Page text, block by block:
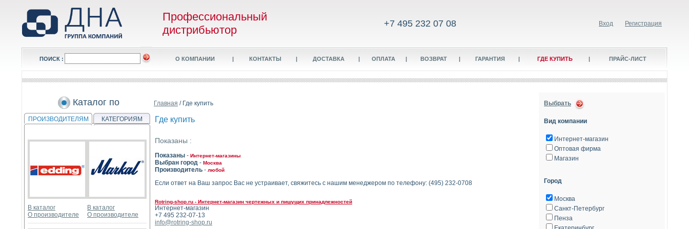
Профессиональный
дистрибьютор
+7 495 232 07 08 Вход Регистрация
ПОИСК : О КОМПАНИИ | КОНТАКТЫ | ДОСТАВКА | ОПЛАТА | ВОЗВРАТ | ГАРАНТИЯ | ГДЕ КУПИТЬ | ПРАЙС-ЛИСТ
Каталог по
ПРОИЗВОДИТЕЛЯМ КАТЕГОРИЯМ
В каталог
О производителе
В каталог
О производителе
Главная / Где купить
Где купить
Показаны :
Показаны - Интернет-магазины
Выбран город - Москва
Производитель - любой
Если ответ на Ваш запрос Вас не устраивает, свяжитесь с нашим менеджером по телефону: (495) 232-0708
Rotring-shop.ru - Интернет-магазин чертежных и пишущих принадлежностей
Интернет-магазин
+7 495 232-07-13
info@rotring-shop.ru
Выбрать
Вид компании
Интернет-магазин
Оптовая фирма
Магазин
Город
Москва
Санкт-Петербург
Пенза